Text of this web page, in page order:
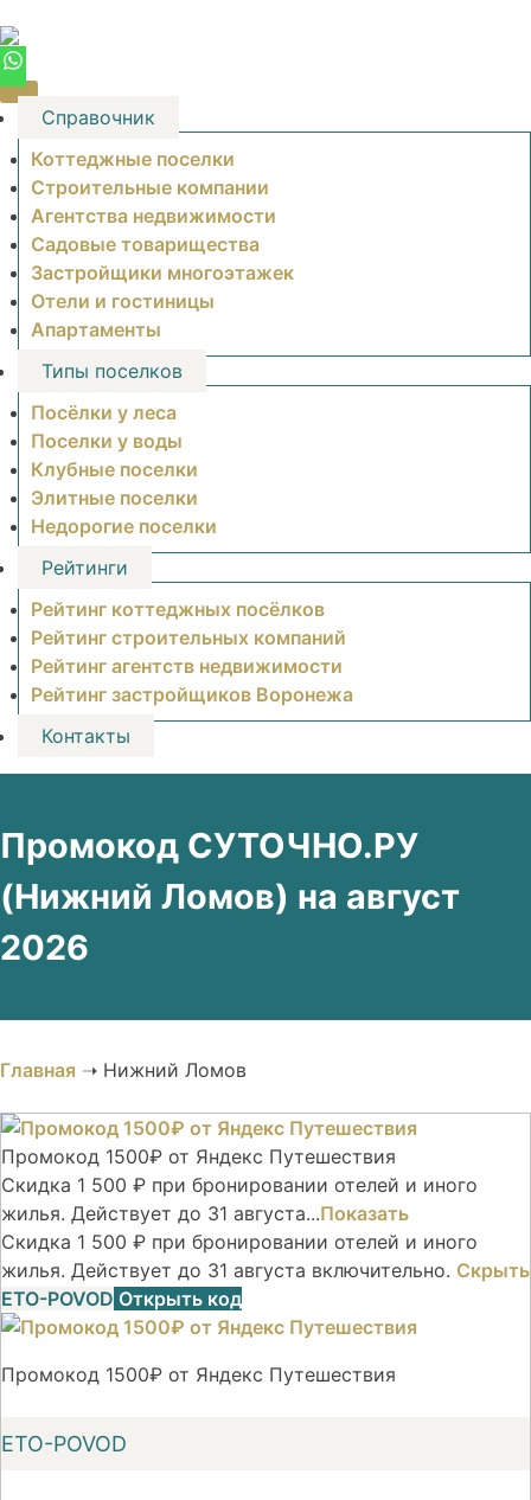
to
content
Справочник
Коттеджные поселки
Строительные компании
Агентства недвижимости
Садовые товарищества
Застройщики многоэтажек
Отели и гостиницы
Апартаменты
Типы поселков
Посёлки у леса
Поселки у воды
Клубные поселки
Элитные поселки
Недорогие поселки
Рейтинги
Рейтинг коттеджных посёлков
Рейтинг строительных компаний
Рейтинг агентств недвижимости
Рейтинг застройщиков Воронежа
Контакты
Промокод СУТОЧНО.РУ
(Нижний Ломов) на август
2026
Главная ➝ Нижний Ломов
Промокод 1500₽ от Яндекс Путешествия
Скидка 1 500 ₽ при бронировании отелей и иного
жилья. Действует до 31 августа...Показать
Скидка 1 500 ₽ при бронировании отелей и иного
жилья. Действует до 31 августа включительно. Скрыть
ETO-POVOD Открыть код
Промокод 1500₽ от Яндекс Путешествия
ETO-POVOD